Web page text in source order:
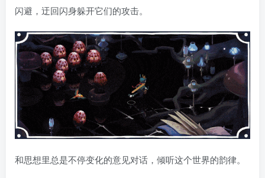
闪避，迂回闪身躲开它们的攻击。
和思想里总是不停变化的意见对话，倾听这个世界的韵律。